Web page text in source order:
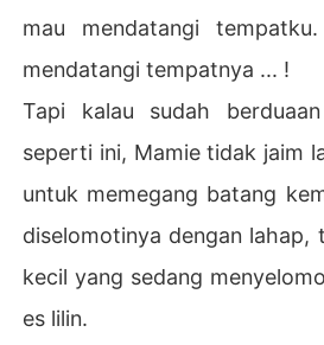
mau mendatangi
mendatangi tempatnya ... !
Tapi kalau sudah
seperti ini, Mamie tidak jaim
untuk memegang batang
diselomotinya dengan lahap,
kecil yang sedang
es lilin.